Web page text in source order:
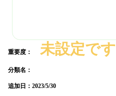
重要度： 未設定です
分類名：
追加日： 2023/5/30